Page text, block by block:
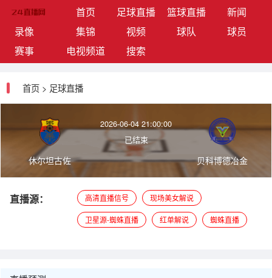
首页(current)足球直播 篮球直播
新闻
录像
集锦 视频 球队
球员
赛事
电视频道 搜索
首页 > 足球直播
休尔坦古佐
2026-06-04 21:00:00
已结束
贝科博德冶金
直播源： 高清直播信号 现场美女解说
卫星源-蜘蛛直播 红单解说 蜘蛛直播